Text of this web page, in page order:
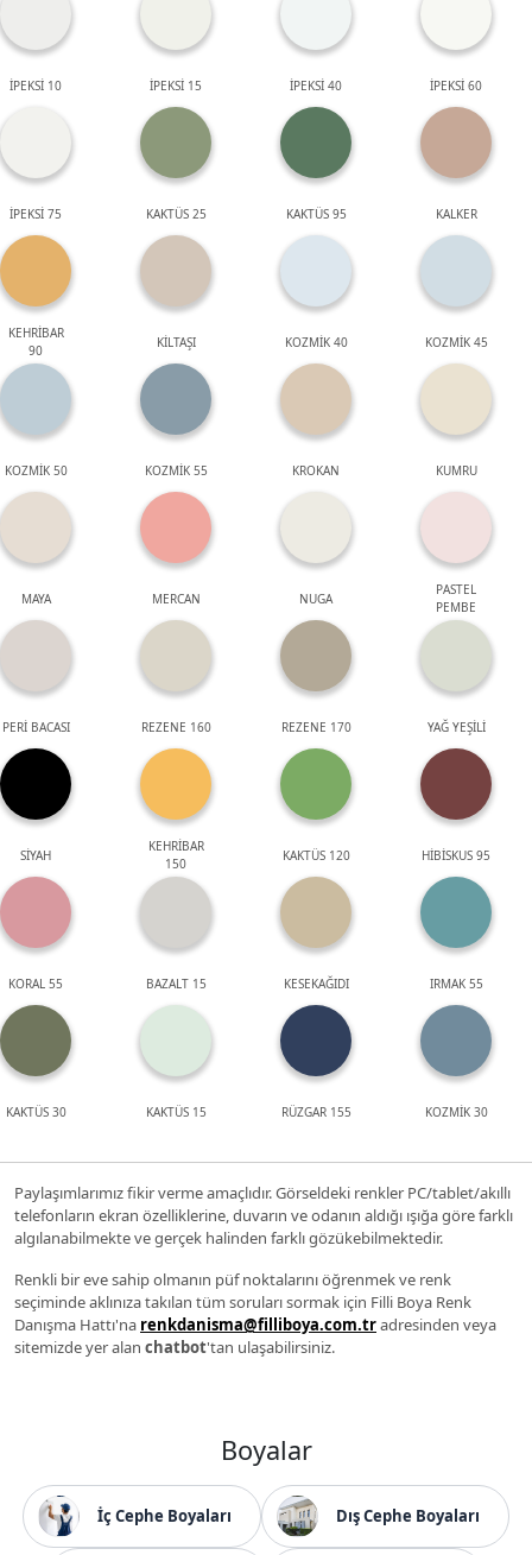
İPEKSİ 10 İPEKSİ 15 İPEKSİ 40 İPEKSİ 60
İPEKSİ 75 KAKTÜS 25 KAKTÜS 95 KALKER
KEHRİBAR
90
KİLTAŞI KOZMİK 40 KOZMİK 45
KOZMİK 50 KOZMİK 55 KROKAN KUMRU
MAYA MERCAN NUGA
PASTEL
PEMBE
PERİ BACASI REZENE 160 REZENE 170 YAĞ YEŞİLİ
SİYAH
KEHRİBAR
150
KAKTÜS 120 HİBİSKUS 95
KORAL 55 BAZALT 15 KESEKAĞIDI IRMAK 55
KAKTÜS 30 KAKTÜS 15 RÜZGAR 155 KOZMİK 30
Paylaşımlarımız fikir verme amaçlıdır. Görseldeki renkler PC/tablet/akıllı
telefonların ekran özelliklerine, duvarın ve odanın aldığı ışığa göre farklı
algılanabilmekte ve gerçek halinden farklı gözükebilmektedir.
Renkli bir eve sahip olmanın püf noktalarını öğrenmek ve renk
seçiminde aklınıza takılan tüm soruları sormak için Filli Boya Renk
Danışma Hattı'na renkdanisma@filliboya.com.tradresinden veya
sitemizde yer alan chatbot'tan ulaşabilirsiniz.
Boyalar
İç Cephe Boyaları Dış Cephe Boyaları